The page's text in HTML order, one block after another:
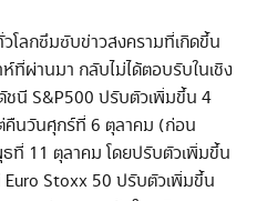
ลกซึมซับข่าวสงครามที่เกิดขึ้น
ที่ผ่านมา กลับไม่ได้ตอบรับในเชิง
นี S&P500 ปรับตัวเพิ่มขึ้น 4
คืนวันศุกร์ที่ 6 ตุลาคม (ก่อน
ที่ 11 ตุลาคม โดยปรับตัวเพิ่มขึ้น
Stoxx 50 ปรับตัวเพิ่มขึ้น